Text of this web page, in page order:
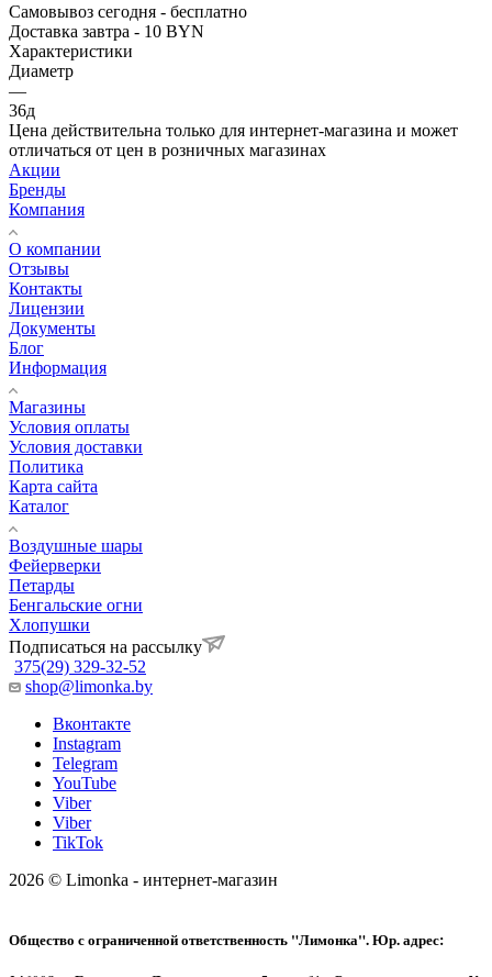
Самовывоз сегодня - бесплатно
Доставка завтра - 10 BYN
Характеристики
Диаметр
—
36д
Цена действительна только для интернет-магазина и может
отличаться от цен в розничных магазинах
Акции
Бренды
Компания
О компании
Отзывы
Контакты
Лицензии
Документы
Блог
Информация
Магазины
Условия оплаты
Условия доставки
Политика
Карта сайта
Каталог
Воздушные шары
Фейерверки
Петарды
Бенгальские огни
Хлопушки
Подписаться на рассылку
375(29) 329-32-52
shop@limonka.by
Вконтакте
Instagram
Telegram
YouTube
Viber
Viber
TikTok
2026 © Limonka - интернет-магазин
Общество с ограниченной ответственность "Лимонка". Юр. адрес: